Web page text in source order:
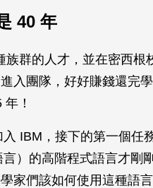
40 年
群的人才，並在密西根
入團隊，好好賺錢還完
！
IBM，接下的第一個任
）的高階程式語言才剛
家們該如何使用這種語